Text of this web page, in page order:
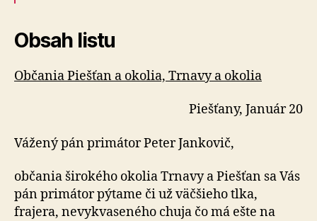
Obsah listu
Občania Piešťan a okolia, Trnavy a okolia
Piešťany, Január 20
Vážený pán primátor Peter Jankovič,
občania širokého okolia Trnavy a Piešťan sa Vás
pán primátor pýtame či už väčšieho tlka,
frajera, nevykvaseného chuja čo má ešte na